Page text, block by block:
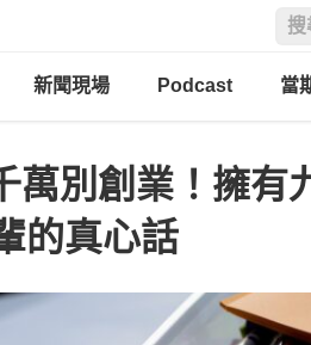
新聞現場 Podcast 當
萬別創業！擁有
的真心話